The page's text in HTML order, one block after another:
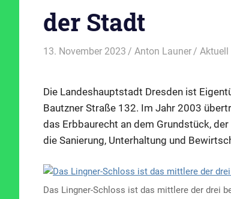
der Stadt
13. November 2023 Anton Launer Aktuell
Die Landeshauptstadt Dresden ist
Bautzner Straße 132. Im Jahr 2003
das Erbbaurecht an dem Grundstück,
die Sanierung, Unterhaltung und
Das Lingner-Schloss ist das mittlere der drei